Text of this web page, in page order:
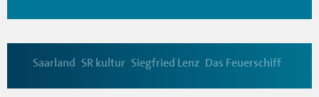
Saarland SR kultur Siegfried Lenz Das Feuerschiff